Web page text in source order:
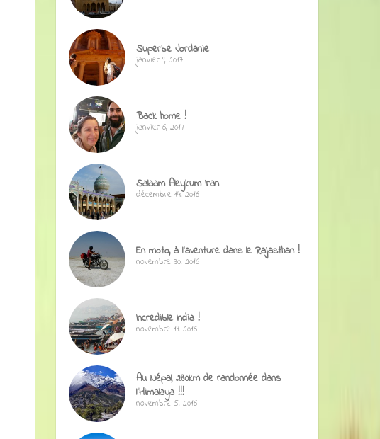
Superbe Jordanie
janvier 9, 2017
Back home !
janvier 6, 2017
Salaam Aleykum Iran
décembre 14, 2016
En moto, à l’aventure dans le Rajasthan !
novembre 30, 2016
Incredible India !
novembre 19, 2016
Au Népal, 280km de randonnée dans
l’Himalaya !!!
novembre 5, 2016